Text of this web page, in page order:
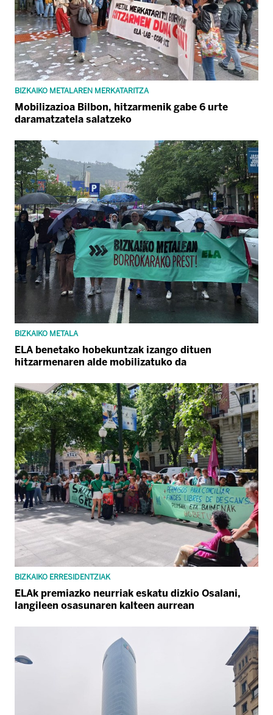
BIZKAIKO METALAREN MERKATARITZA
Mobilizazioa Bilbon, hitzarmenik gabe 6 urte
daramatzatela salatzeko
BIZKAIKO METALA
ELA benetako hobekuntzak izango dituen
hitzarmenaren alde mobilizatuko da
BIZKAIKO ERRESIDENTZIAK
ELAk premiazko neurriak eskatu dizkio Osalani,
langileen osasunaren kalteen aurrean